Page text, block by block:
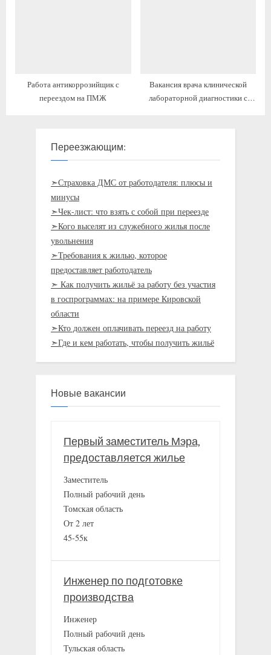
Работа антикоррозийщик с
переездом на ПМЖ
Вакансия врача клинической
лабораторной диагностики с
Переезжающим:
➣Страховка ДМС от работодателя: плюсы и
минусы
➣Чек-лист: что взять с собой при переезде
➣Кого выселят из служебного жилья после
увольнения
➣Требования к жилью, которое
предоставляет работодатель
➣ Как получить жильё за работу без участия
в госпрограммах: на примере Кировской
области
➣Кто должен оплачивать переезд на работу
➣Где и кем работать, чтобы получить жильё
Новые вакансии
Первый заместитель Мэра,
предоставляется жилье
Заместитель
Полный рабочий день
Томская область
От 2 лет
45-55к
Инженер по подготовке
производства
Инженер
Полный рабочий день
Тульская область